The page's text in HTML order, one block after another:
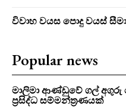
විවාහ වයස පොදු වයස්
Popular news
මාලිමා ආණ්ඩුවේ ගල්
ප්‍රසිද්ධ සම්මන්ත්‍රණයක්